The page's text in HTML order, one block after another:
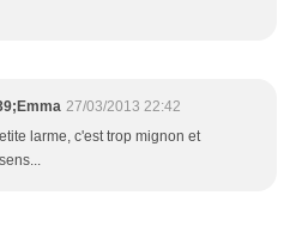
27/03/2013 22:42
larme, c'est trop mignon et